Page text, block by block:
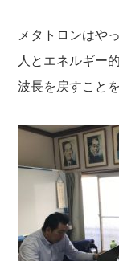
メタトロンはや
人とエネルギー
波長を戻すこと